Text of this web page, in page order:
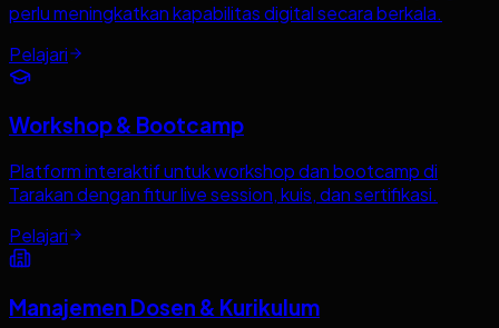
perlu meningkatkan kapabilitas digital secara berkala.
Pelajari
Workshop & Bootcamp
Platform interaktif untuk workshop dan bootcamp di
Tarakan dengan fitur live session, kuis, dan sertifikasi.
Pelajari
Manajemen Dosen & Kurikulum